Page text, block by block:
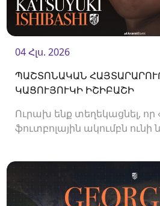
04 Հլս. 2026
ՊԱՇՏՈՆԱԿԱՆ
ԿԱՑՈՒՅՈՒԿԻ ԻՇԻԲԱՇԻ
Ուրախ ենք տեղեկացնել, որ
ֆուտբոլային ակումբն ունի